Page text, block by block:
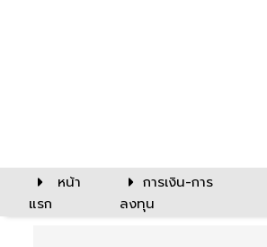
หน้า
แรก
การเงิน-การ
ลงทุน